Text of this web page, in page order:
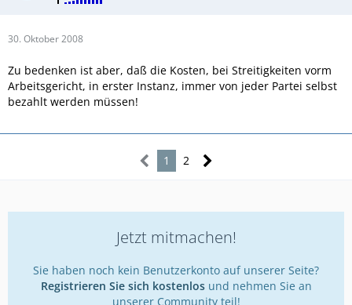
30. Oktober 2008
Zu bedenken ist aber, daß die Kosten, bei Streitigkeiten vorm
Arbeitsgericht, in erster Instanz, immer von jeder Partei selbst
bezahlt werden müssen!
1 2
Jetzt mitmachen!
Sie haben noch kein Benutzerkonto auf unserer Seite?
Registrieren Sie sich kostenlosund nehmen Sie an
unserer Community teil!